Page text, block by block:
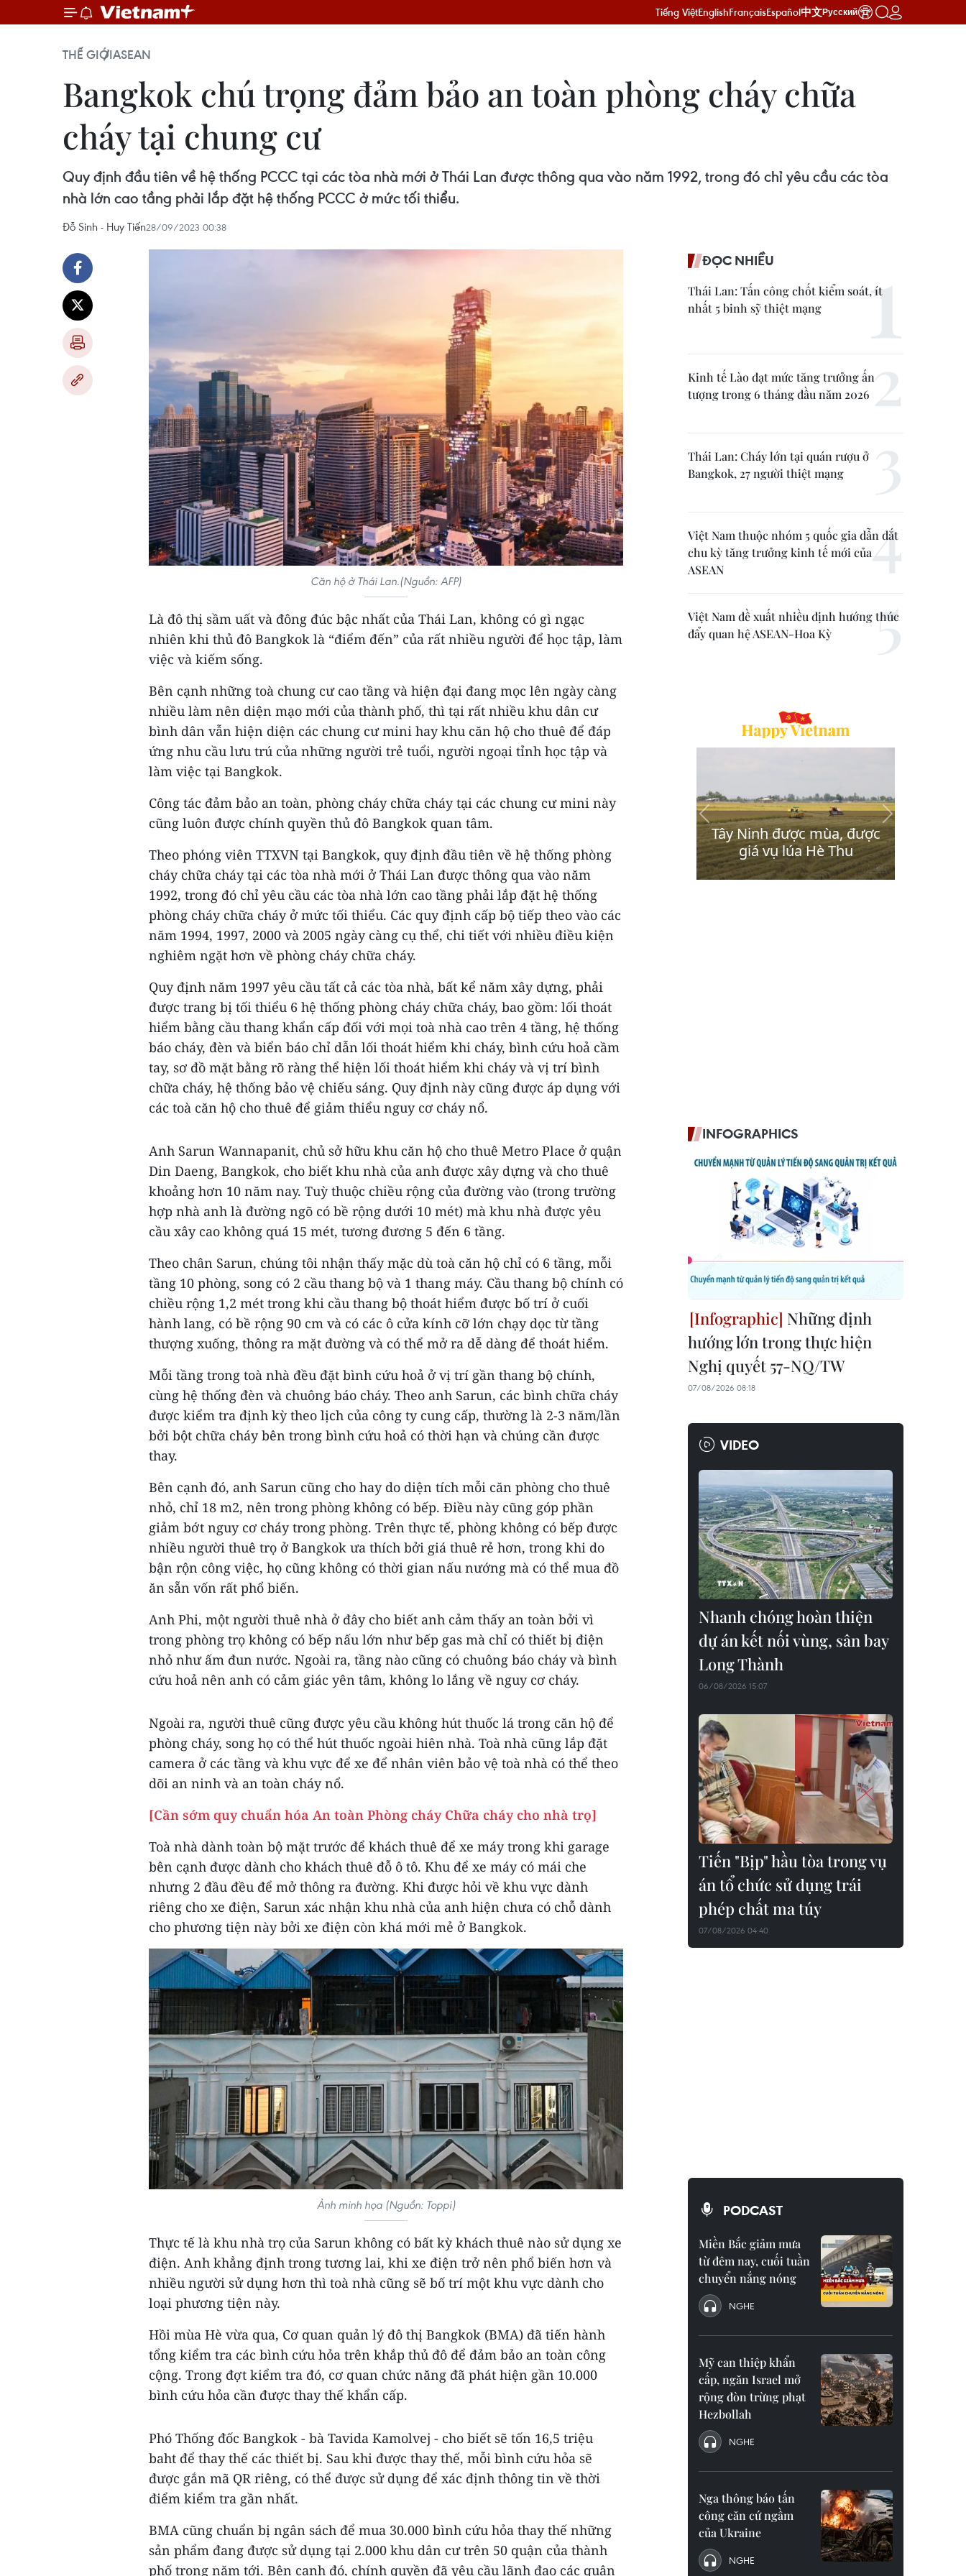
Tiếng ViệtEnglishFrançaisEspañol中文Русский
THẾ GIỚIASEAN
Bangkok chú trọng đảm bảo an toàn phòng cháy chữa
cháy tại chung cư
Quy định đầu tiên về hệ thống PCCC tại các tòa nhà mới ở Thái Lan được thông qua vào năm 1992, trong đó chỉ yêu cầu các tòa
nhà lớn cao tầng phải lắp đặt hệ thống PCCC ở mức tối thiểu.
Đỗ Sinh - Huy Tiến28/09/2023 00:38
Căn hộ ở Thái Lan.(Nguồn: AFP)
Là đô thị sầm uất và đông đúc bậc nhất của Thái Lan, không có gì ngạc
nhiên khi thủ đô Bangkok là “điểm đến” của rất nhiều người để học tập, làm
việc và kiếm sống.
Bên cạnh những toà chung cư cao tầng và hiện đại đang mọc lên ngày càng
nhiều làm nên diện mạo mới của thành phố, thì tại rất nhiều khu dân cư
bình dân vẫn hiện diện các chung cư mini hay khu căn hộ cho thuê để đáp
ứng nhu cầu lưu trú của những người trẻ tuổi, người ngoại tỉnh học tập và
làm việc tại Bangkok.
Công tác đảm bảo an toàn, phòng cháy chữa cháy tại các chung cư mini này
cũng luôn được chính quyền thủ đô Bangkok quan tâm.
Theo phóng viên TTXVN tại Bangkok, quy định đầu tiên về hệ thống phòng
cháy chữa cháy tại các tòa nhà mới ở Thái Lan được thông qua vào năm
1992, trong đó chỉ yêu cầu các tòa nhà lớn cao tầng phải lắp đặt hệ thống
phòng cháy chữa cháy ở mức tối thiểu. Các quy định cấp bộ tiếp theo vào các
năm 1994, 1997, 2000 và 2005 ngày càng cụ thể, chi tiết với nhiều điều kiện
nghiêm ngặt hơn về phòng cháy chữa cháy.
Quy định năm 1997 yêu cầu tất cả các tòa nhà, bất kể năm xây dựng, phải
được trang bị tối thiểu 6 hệ thống phòng cháy chữa cháy, bao gồm: lối thoát
hiểm bằng cầu thang khẩn cấp đối với mọi toà nhà cao trên 4 tầng, hệ thống
báo cháy, đèn và biển báo chỉ dẫn lối thoát hiểm khi cháy, bình cứu hoả cầm
tay, sơ đồ mặt bằng rõ ràng thể hiện lối thoát hiểm khi cháy và vị trí bình
chữa cháy, hệ thống bảo vệ chiếu sáng. Quy định này cũng được áp dụng với
các toà căn hộ cho thuê để giảm thiểu nguy cơ cháy nổ.
Anh Sarun Wannapanit, chủ sở hữu khu căn hộ cho thuê Metro Place ở quận
Din Daeng, Bangkok, cho biết khu nhà của anh được xây dựng và cho thuê
khoảng hơn 10 năm nay. Tuỳ thuộc chiều rộng của đường vào (trong trường
hợp nhà anh là đường ngõ có bề rộng dưới 10 mét) mà khu nhà được yêu
cầu xây cao không quá 15 mét, tương đương 5 đến 6 tầng.
Theo chân Sarun, chúng tôi nhận thấy mặc dù toà căn hộ chỉ có 6 tầng, mỗi
tầng 10 phòng, song có 2 cầu thang bộ và 1 thang máy. Cầu thang bộ chính có
chiều rộng 1,2 mét trong khi cầu thang bộ thoát hiểm được bố trí ở cuối
hành lang, có bề rộng 90 cm và có các ô cửa kính cỡ lớn chạy dọc từ tầng
thượng xuống, thông ra mặt đường và có thể mở ra dễ dàng để thoát hiểm.
Mỗi tầng trong toà nhà đều đặt bình cứu hoả ở vị trí gần thang bộ chính,
cùng hệ thống đèn và chuông báo cháy. Theo anh Sarun, các bình chữa cháy
được kiểm tra định kỳ theo lịch của công ty cung cấp, thường là 2-3 năm/lần
bởi bột chữa cháy bên trong bình cứu hoả có thời hạn và chúng cần được
thay.
Bên cạnh đó, anh Sarun cũng cho hay do diện tích mỗi căn phòng cho thuê
nhỏ, chỉ 18 m2, nên trong phòng không có bếp. Điều này cũng góp phần
giảm bớt nguy cơ cháy trong phòng. Trên thực tế, phòng không có bếp được
nhiều người thuê trọ ở Bangkok ưa thích bởi giá thuê rẻ hơn, trong khi do
bận rộn công việc, họ cũng không có thời gian nấu nướng mà có thể mua đồ
ăn sẵn vốn rất phổ biến.
Anh Phi, một người thuê nhà ở đây cho biết anh cảm thấy an toàn bởi vì
trong phòng trọ không có bếp nấu lớn như bếp gas mà chỉ có thiết bị điện
nhỏ như ấm đun nước. Ngoài ra, tầng nào cũng có chuông báo cháy và bình
cứu hoả nên anh có cảm giác yên tâm, không lo lắng về nguy cơ cháy.
Ngoài ra, người thuê cũng được yêu cầu không hút thuốc lá trong căn hộ để
phòng cháy, song họ có thể hút thuốc ngoài hiên nhà. Toà nhà cũng lắp đặt
camera ở các tầng và khu vực để xe để nhân viên bảo vệ toà nhà có thể theo
dõi an ninh và an toàn cháy nổ.
[Cần sớm quy chuẩn hóa An toàn Phòng cháy Chữa cháy cho nhà trọ]
Toà nhà dành toàn bộ mặt trước để khách thuê để xe máy trong khi garage
bên cạnh được dành cho khách thuê đỗ ô tô. Khu để xe máy có mái che
nhưng 2 đầu đều để mở thông ra đường. Khi được hỏi về khu vực dành
riêng cho xe điện, Sarun xác nhận khu nhà của anh hiện chưa có chỗ dành
cho phương tiện này bởi xe điện còn khá mới mẻ ở Bangkok.
Ảnh minh họa (Nguồn: Toppi)
Thực tế là khu nhà trọ của Sarun không có bất kỳ khách thuê nào sử dụng xe
điện. Anh khẳng định trong tương lai, khi xe điện trở nên phổ biến hơn và
nhiều người sử dụng hơn thì toà nhà cũng sẽ bố trí một khu vực dành cho
loại phương tiện này.
Hồi mùa Hè vừa qua, Cơ quan quản lý đô thị Bangkok (BMA) đã tiến hành
tổng kiểm tra các bình cứu hỏa trên khắp thủ đô để đảm bảo an toàn công
cộng. Trong đợt kiểm tra đó, cơ quan chức năng đã phát hiện gần 10.000
bình cứu hỏa cần được thay thế khẩn cấp.
Phó Thống đốc Bangkok - bà Tavida Kamolvej - cho biết sẽ tốn 16,5 triệu
baht để thay thế các thiết bị. Sau khi được thay thế, mỗi bình cứu hỏa sẽ
được gắn mã QR riêng, có thể được sử dụng để xác định thông tin về thời
điểm kiểm tra gần nhất.
BMA cũng chuẩn bị ngân sách để mua 30.000 bình cứu hỏa thay thế những
sản phẩm đang được sử dụng tại 2.000 khu dân cư trên 50 quận của thành
phố trong năm tới. Bên cạnh đó, chính quyền đã yêu cầu lãnh đạo các quận
ĐỌC NHIỀU
Thái Lan: Tấn công chốt kiểm soát, ít
nhất 5 binh sỹ thiệt mạng
Kinh tế Lào đạt mức tăng trưởng ấn
tượng trong 6 tháng đầu năm 2026
Thái Lan: Cháy lớn tại quán rượu ở
Bangkok, 27 người thiệt mạng
Việt Nam thuộc nhóm 5 quốc gia dẫn dắt
chu kỳ tăng trưởng kinh tế mới của
ASEAN
Việt Nam đề xuất nhiều định hướng thúc
đẩy quan hệ ASEAN-Hoa Kỳ
INFOGRAPHICS
Những định
hướng lớn trong thực hiện
Nghị quyết 57-NQ/TW
07/08/2026 08:18
VIDEO
Nhanh chóng hoàn thiện
dự án kết nối vùng, sân bay
Long Thành
06/08/2026 15:07
Tiến "Bịp" hầu tòa trong vụ
án tổ chức sử dụng trái
phép chất ma túy
07/08/2026 04:40
PODCAST
Miền Bắc giảm mưa
từ đêm nay, cuối tuần
chuyển nắng nóng
NGHE
Mỹ can thiệp khẩn
cấp, ngăn Israel mở
rộng đòn trừng phạt
Hezbollah
NGHE
Nga thông báo tấn
công căn cứ ngầm
của Ukraine
NGHE